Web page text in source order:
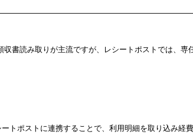
書読み取りが主流ですが、レシートポストでは、専
トポストに連携することで、利用明細を取り込み経